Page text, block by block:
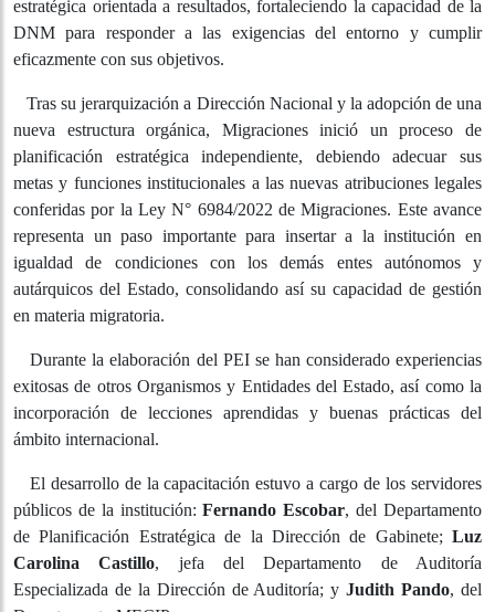
Estos principios rectores permitirán al PEI constituirse en
un instrumento fundamental para la planificación
estratégica orientada a resultados, fortaleciendo la
capacidad de la DNM para responder a las exigencias del
entorno y cumplir eficazmente con sus objetivos.
Tras su jerarquización a Dirección Nacional y la
adopción de una nueva estructura orgánica, Migraciones
inició un proceso de planificación estratégica
independiente, debiendo adecuar sus metas y funciones
institucionales a las nuevas atribuciones legales
conferidas por la Ley N° 6984/2022 de Migraciones. Este
avance representa un paso importante para insertar a la
institución en igualdad de condiciones con los demás
entes autónomos y autárquicos del Estado,
consolidando así su capacidad de gestión en materia
migratoria.
Durante la elaboración del PEI se han considerado
experiencias exitosas de otros Organismos y Entidades
del Estado, así como la incorporación de lecciones
aprendidas y buenas prácticas del ámbito internacional.
El desarrollo de la capacitación estuvo a cargo de los